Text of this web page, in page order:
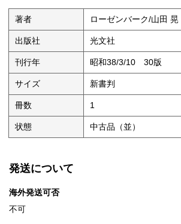
著者 ローゼンバーク/山田 晃
出版社 光文社
刊行年 昭和38/3/10 30版
サイズ 新書判
冊数 1
状態 中古品（並）
発送について
海外発送可否
不可